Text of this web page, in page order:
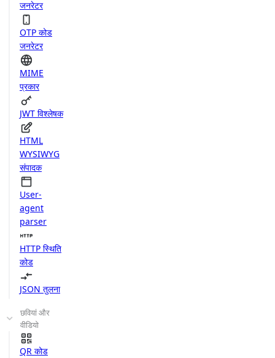
जनरेटर
OTP कोड
जनरेटर
MIME
प्रकार
JWT विश्लेषक
HTML
WYSIWYG
संपादक
User-
agent
parser
HTTP स्थिति
कोड
JSON तुलना
छवियां और
वीडियो
QR कोड